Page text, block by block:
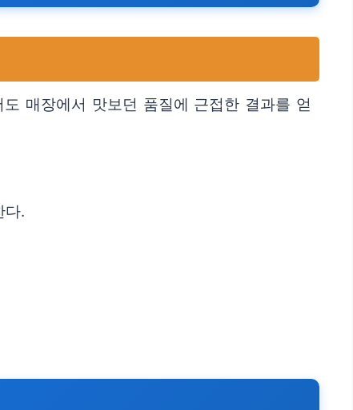
매장에서 맛보던 품질에 근접한 결과를 얻
다.